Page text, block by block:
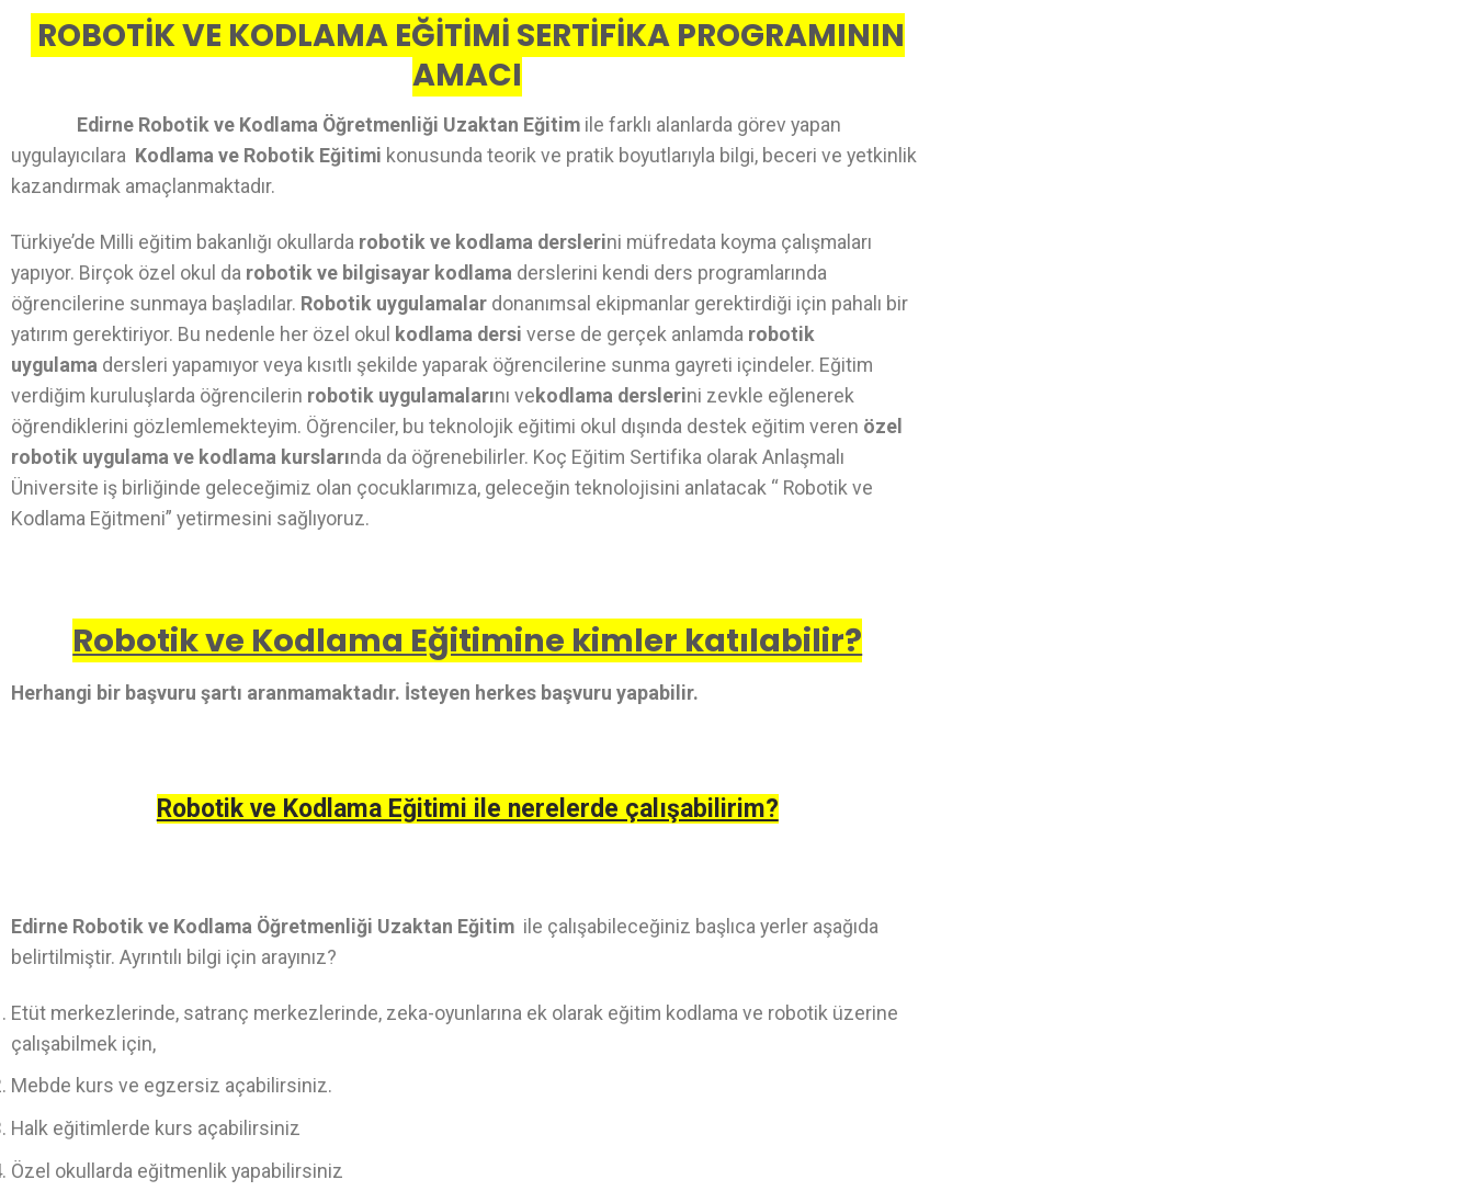
ROBOTİK VE KODLAMA EĞİTİMİ SERTİFİKA PROGRAMININ
AMACI
Edirne Robotik ve Kodlama Öğretmenliği Uzaktan Eğitim ile farklı alanlarda görev yapan
uygulayıcılara Kodlama ve Robotik Eğitimi konusunda teorik ve pratik boyutlarıyla bilgi, beceri ve yetkinlik
kazandırmak amaçlanmaktadır.
Türkiye’de Milli eğitim bakanlığı okullarda robotik ve kodlama derslerini müfredata koyma çalışmaları
yapıyor. Birçok özel okul da robotik ve bilgisayar kodlama derslerini kendi ders programlarında
öğrencilerine sunmaya başladılar. Robotik uygulamalar donanımsal ekipmanlar gerektirdiği için pahalı bir
yatırım gerektiriyor. Bu nedenle her özel okul kodlama dersi verse de gerçek anlamda robotik
uygulama dersleri yapamıyor veya kısıtlı şekilde yaparak öğrencilerine sunma gayreti içindeler. Eğitim
verdiğim kuruluşlarda öğrencilerin robotik uygulamalarını ve kodlama derslerini zevkle eğlenerek
öğrendiklerini gözlemlemekteyim. Öğrenciler, bu teknolojik eğitimi okul dışında destek eğitim veren özel
robotik uygulama ve kodlama kurslarında da öğrenebilirler. Koç Eğitim Sertifika olarak Anlaşmalı
Üniversite iş birliğinde geleceğimiz olan çocuklarımıza, geleceğin teknolojisini anlatacak “ Robotik ve
Kodlama Eğitmeni” yetirmesini sağlıyoruz.
Robotik ve Kodlama Eğitimine kimler katılabilir?
Herhangi bir başvuru şartı aranmamaktadır. İsteyen herkes başvuru yapabilir.
Robotik ve Kodlama Eğitimi ile nerelerde çalışabilirim?
Edirne Robotik ve Kodlama Öğretmenliği Uzaktan Eğitim ile çalışabileceğiniz başlıca yerler aşağıda
belirtilmiştir. Ayrıntılı bilgi için arayınız?
Etüt merkezlerinde, satranç merkezlerinde, zeka-oyunlarına ek olarak eğitim kodlama ve robotik üzerine
çalışabilmek için,
Mebde kurs ve egzersiz açabilirsiniz.
Halk eğitimlerde kurs açabilirsiniz
Özel okullarda eğitmenlik yapabilirsiniz